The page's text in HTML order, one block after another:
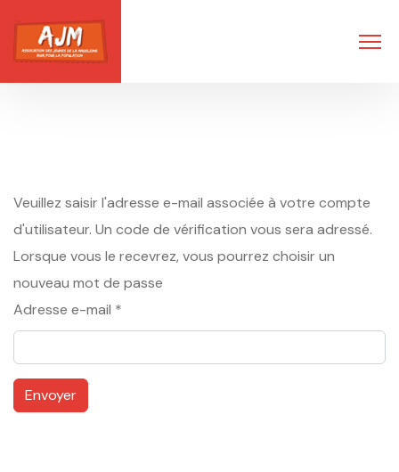
Veuillez saisir l'adresse e-mail associée à votre compte
d'utilisateur. Un code de vérification vous sera adressé.
Lorsque vous le recevrez, vous pourrez choisir un
nouveau mot de passe
Adresse e-mail *
Envoyer